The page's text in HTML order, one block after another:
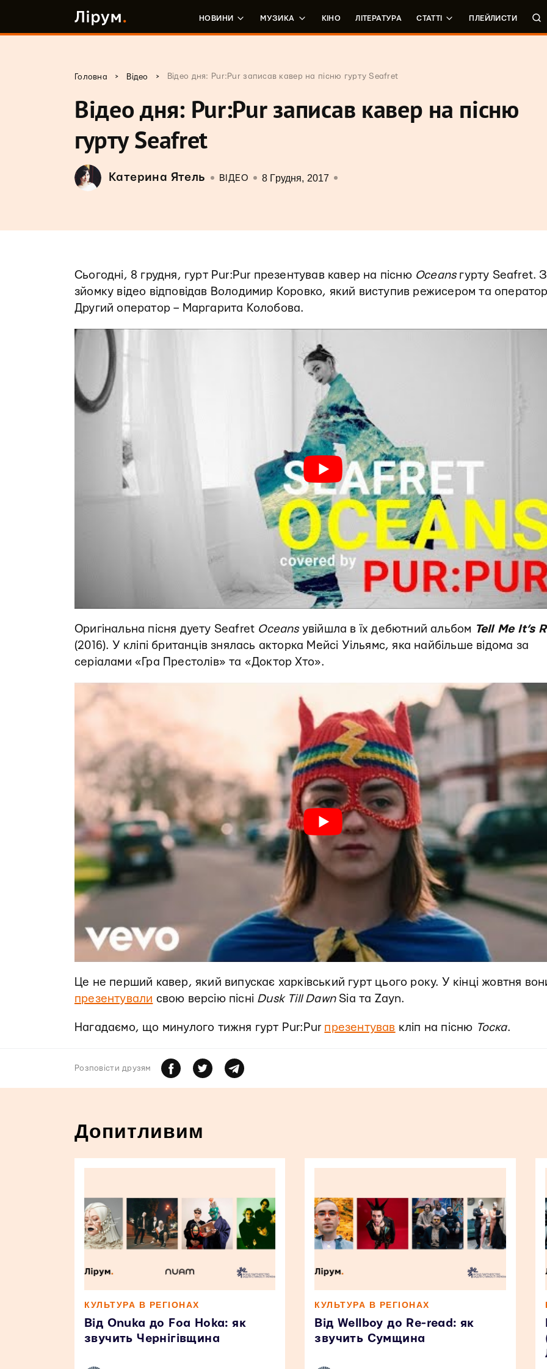
НОВИНИ МУЗИКА КІНО ЛІТЕРАТУРА СТАТТІ ПЛЕЙЛИСТИ
Головна > Відео > Відео дня: Pur:Pur записав кавер на пісню гурту Seafret
Відео дня: Pur:Pur записав кавер на пісню
гурту Seafret
Катерина Ятель ВІДЕО 8 Грудня, 2017
Сьогодні, 8 грудня, гурт Pur:Pur презентував кавер на пісню Oceansгурту Seafret.
зйомку відео відповідав Володимир Коровко, який виступив режисером та
Другий оператор – Маргарита Колобова.
Оригінальна пісня дуету Seafret Oceansувійшла в їх дебютний альбом Tell Me It’s
(2016). У кліпі британців знялась акторка Мейсі Уільямс, яка найбільше відома за
серіалами «Гра Престолів» та «Доктор Хто».
Це не перший кавер, який випускає харківський гурт цього року. У кінці жовтня
презентували свою версію пісні Dusk Till DawnSia та Zayn.
Нагадаємо, що минулого тижня гурт Pur:Pur презентував кліп на пісню Тоска.
Розповiсти друзям
Допитливим
КУЛЬТУРА В РЕГІОНАХ
Від Onuka до Foa Hoka: як
звучить Чернігівщина
КУЛЬТУРА В РЕГІОНАХ
Від Wellboy до Re-read: як
звучить Сумщина